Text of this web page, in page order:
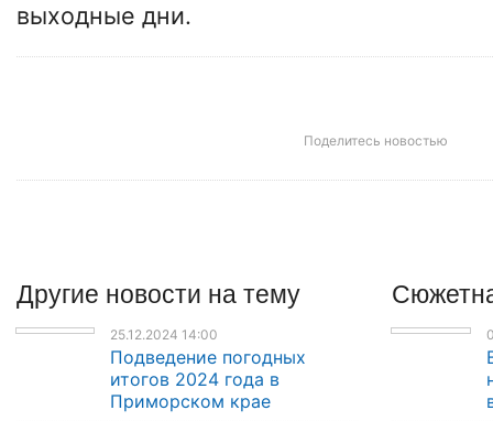
выходные дни.
Поделитесь новостью
Другие новости на тему
25.12.2024 14:00
Подведение погодных
итогов 2024 года в
Приморском крае